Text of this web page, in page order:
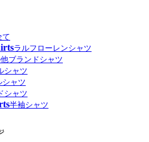
て
ラルフローレンシャツ
ブランドシャツ
シャツ
シャツ
シャツ
半袖シャツ